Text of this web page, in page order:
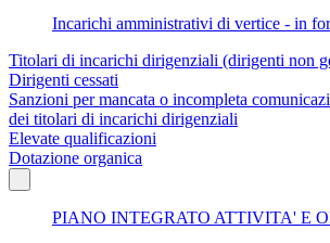
Incarichi amministrativi di vertice - in
Titolari di incarichi dirigenziali (dirigenti non
Dirigenti cessati
Sanzioni per mancata o incompleta
dei titolari di incarichi dirigenziali
Elevate qualificazioni
Dotazione organica
PIANO INTEGRATO ATTIVITA' E